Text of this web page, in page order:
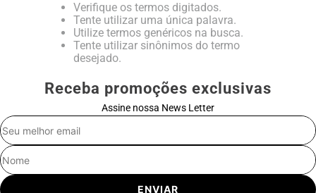
Verifique os termos digitados.
Tente utilizar uma única palavra.
Utilize termos genéricos na busca.
Tente utilizar sinônimos do termo
desejado.
Receba promoções exclusivas
Assine nossa News Letter
ENVIAR